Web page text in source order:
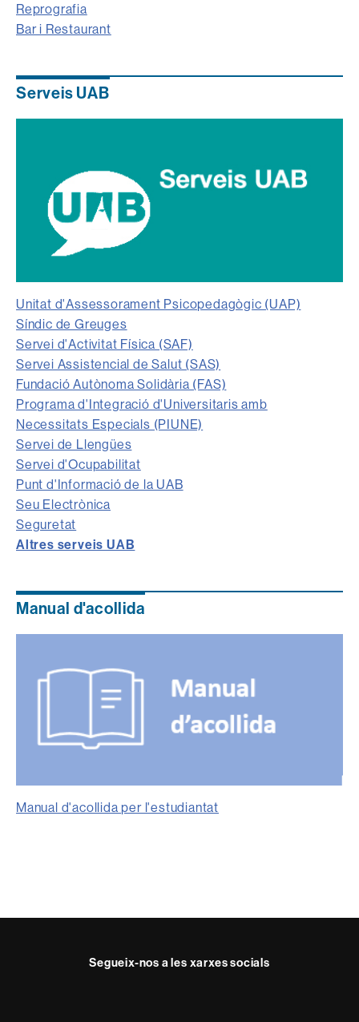
Reprografia
Bar i Restaurant
Serveis UAB
Unitat d'Assessorament Psicopedagògic (UAP)
Síndic de Greuges
Servei d'Activitat Física (SAF)
Servei Assistencial de Salut (SAS)
Fundació Autònoma Solidària (FAS)
Programa d'Integració d'Universitaris amb
Necessitats Especials (PIUNE)
Servei de Llengües
Servei d'Ocupabilitat
Punt d'Informació de la UAB
Seu Electrònica
Seguretat
Altres serveis UAB
Manual d'acollida
Manual d'acollida per l'estudiantat
Segueix-nos a les xarxes socials